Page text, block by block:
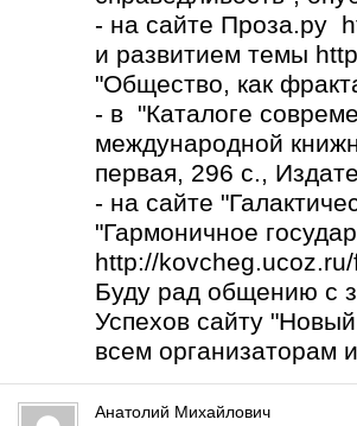
- на сайте Проза.ру
и развитием темы
"Общество, как
- в "Каталоге
международной
первая, 296 с.,
- на сайте
"Гармоничное
http://
Буду рад общению с
Успехов сайту
всем организаторам
Анатолий Михайлович